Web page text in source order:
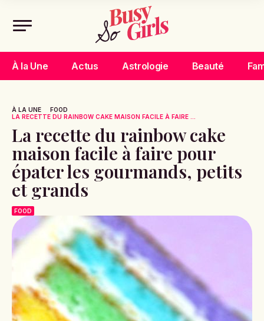
À la Une Actus Astrologie Beauté
À LA UNE
FOOD
LA RECETTE DU RAINBOW CAKE MAISON FACILE À FAIRE ...
La recette du rainbow cake
maison facile à faire pour
épater les gourmands, petits
et grands
FOOD